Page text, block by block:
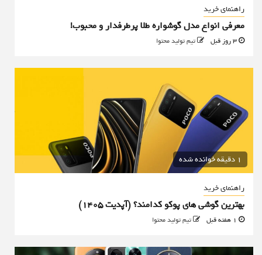
راهنمای خرید
معرفی انواع مدل گوشواره طلا پرطرفدار و محبوب!
تیم تولید محتوا
1 دقیقه خوانده شده
راهنمای خرید
بهترین گوشی های پوکو کدامند؟ (آپدیت ۱۴۰۵)
تیم تولید محتوا